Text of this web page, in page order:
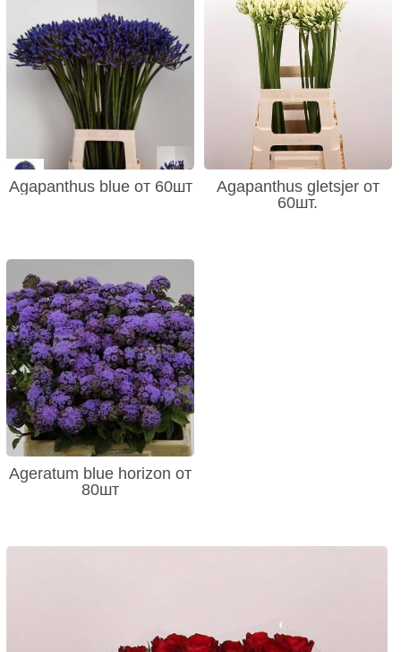
Agapanthus blue от 60шт
Agapanthus gletsjer от
60шт.
Ageratum blue horizon от
80шт